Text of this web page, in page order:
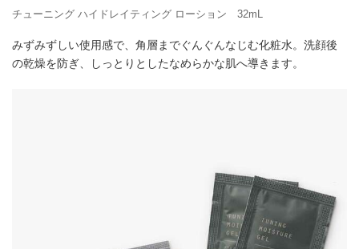
チューニング ハイドレイティング ローション 32mL
みずみずしい使用感で、角層までぐんぐんなじむ化粧水。洗顔後
の乾燥を防ぎ、しっとりとしたなめらかな肌へ導きます。